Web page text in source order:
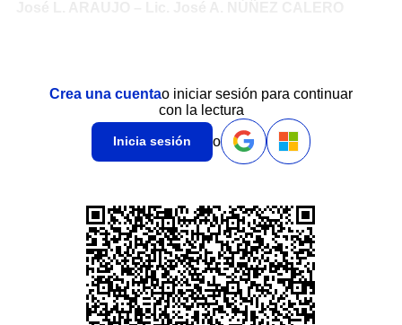
Crea una cuentao iniciar sesión para continuar
con la lectura
Inicia sesión o